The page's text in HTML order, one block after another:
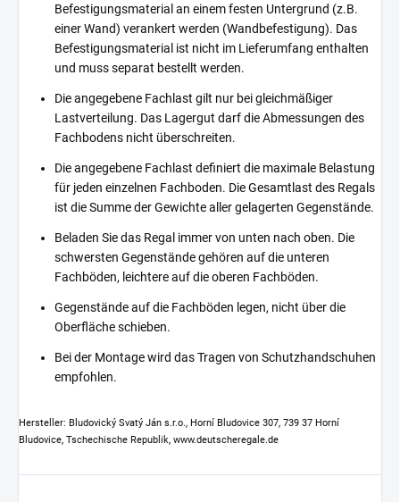
Befestigungsmaterial an einem festen Untergrund (z.B.
einer Wand) verankert werden (Wandbefestigung). Das
Befestigungsmaterial ist nicht im Lieferumfang enthalten
und muss separat bestellt werden.
Die angegebene Fachlast gilt nur bei gleichmäßiger
Lastverteilung. Das Lagergut darf die Abmessungen des
Fachbodens nicht überschreiten.
Die angegebene Fachlast definiert die maximale Belastung
für jeden einzelnen Fachboden. Die Gesamtlast des Regals
ist die Summe der Gewichte aller gelagerten Gegenstände.
Beladen Sie das Regal immer von unten nach oben. Die
schwersten Gegenstände gehören auf die unteren
Fachböden, leichtere auf die oberen Fachböden.
Gegenstände auf die Fachböden legen, nicht über die
Oberfläche schieben.
Bei der Montage wird das Tragen von Schutzhandschuhen
empfohlen.
Hersteller: Bludovický Svatý Ján s.r.o., Horní Bludovice 307, 739 37 Horní
Bludovice, Tschechische Republik, www.deutscheregale.de